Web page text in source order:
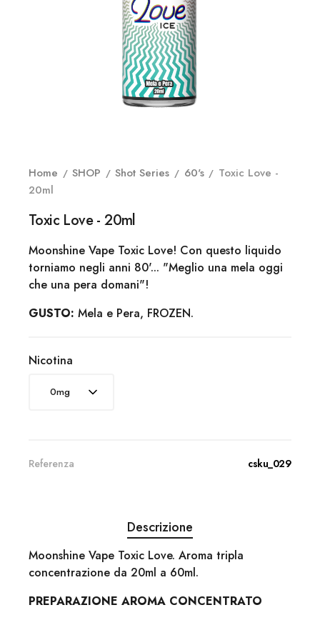
Home SHOP Shot Series 60's
Toxic Love -
20ml
Toxic Love - 20ml
Moonshine Vape Toxic Love! Con questo liquido
torniamo negli anni 80'... "Meglio una mela oggi
che una pera domani"!
GUSTO: Mela e Pera, FROZEN.
Nicotina
Referenza csku_029
Descrizione
Moonshine Vape Toxic Love. Aroma tripla
concentrazione da 20ml a 60ml.
PREPARAZIONE AROMA CONCENTRATO